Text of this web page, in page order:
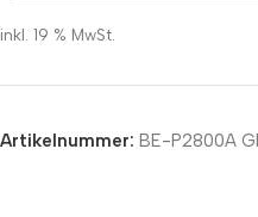
inkl. 19 % MwSt.
Artikelnummer: BE-P2800A